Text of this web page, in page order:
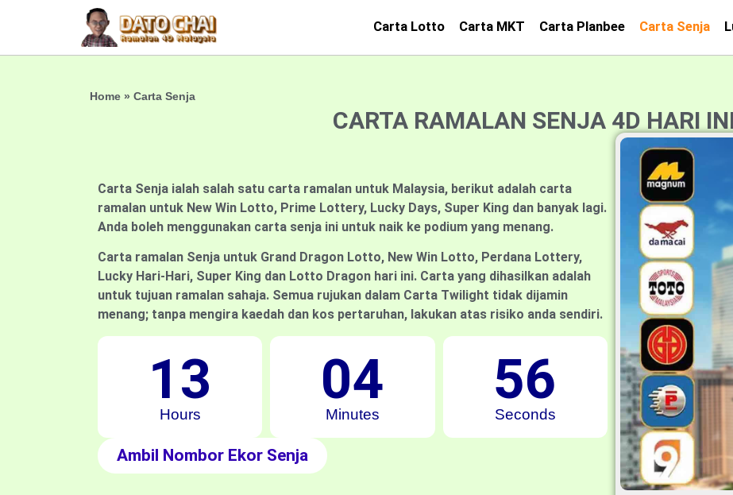
Carta Lotto Carta MKT Carta Planbee Carta Senja
Home »Carta Senja
CARTA RAMALAN SENJA 4D HARI
Carta Senja ialah salah satu carta ramalan untuk Malaysia, berikut adalah carta
ramalan untuk New Win Lotto, Prime Lottery, Lucky Days, Super King dan banyak lagi.
Anda boleh menggunakan carta senja ini untuk naik ke podium yang menang.
Carta ramalan Senja untuk Grand Dragon Lotto, New Win Lotto, Perdana Lottery,
Lucky Hari-Hari, Super King dan Lotto Dragon hari ini. Carta yang dihasilkan adalah
untuk tujuan ramalan sahaja. Semua rujukan dalam Carta Twilight tidak dijamin
menang; tanpa mengira kaedah dan kos pertaruhan, lakukan atas risiko anda sendiri.
13
Hours
04
Minutes
55
Seconds
Ambil Nombor Ekor Senja